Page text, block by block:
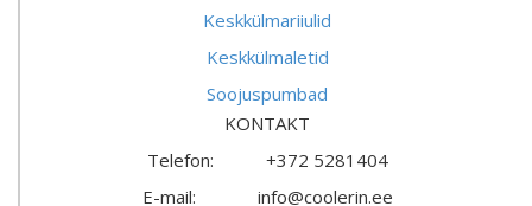
Keskkülmariiulid
Keskkülmaletid
Soojuspumbad
KONTAKT
Telefon: +372 5281404
E-mail: info@coolerin.ee